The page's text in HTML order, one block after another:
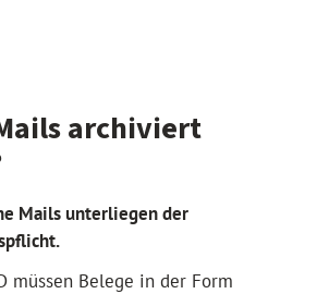
archiviert
Mails unterliegen der
müssen Belege in der Form